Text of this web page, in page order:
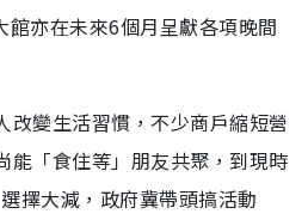
亦在未來6個月呈獻各項晚間
改變生活習慣，不少商戶縮短營
能「食住等」朋友共聚，到現時
擇大減，政府冀帶頭搞活動